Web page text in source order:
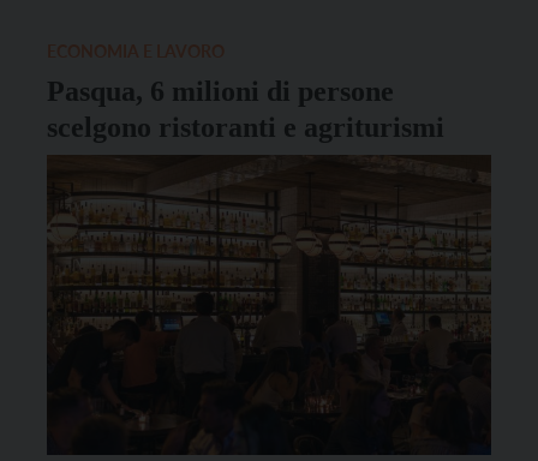
Pasqua, 6 milioni di persone
scelgono ristoranti e agriturismi